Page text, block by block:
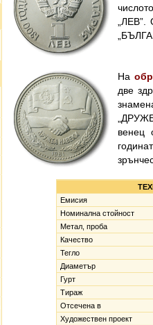
На
две
венец
Емисия
Номинална стойност
Метал, проба
Качество
Тегло
Диаметър
Гурт
Тираж
Отсечена в
Художествен проект